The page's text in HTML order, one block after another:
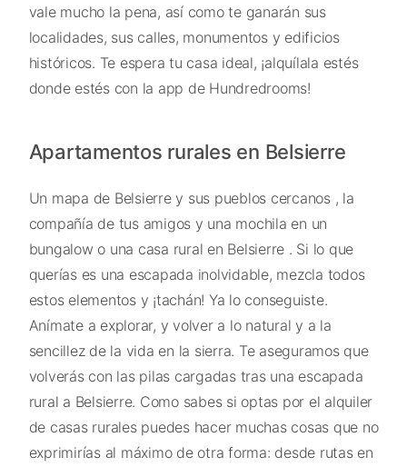
vale mucho la pena, así como te ganarán sus
localidades, sus calles, monumentos y edificios
históricos. Te espera tu casa ideal, ¡alquílala estés
donde estés con la app de Hundredrooms!
Apartamentos rurales en Belsierre
Un mapa de Belsierre y sus pueblos cercanos , la
compañía de tus amigos y una mochila en un
bungalow o una casa rural en Belsierre . Si lo que
querías es una escapada inolvidable, mezcla todos
estos elementos y ¡tachán! Ya lo conseguiste.
Anímate a explorar, y volver a lo natural y a la
sencillez de la vida en la sierra. Te aseguramos que
volverás con las pilas cargadas tras una escapada
rural a Belsierre. Como sabes si optas por el alquiler
de casas rurales puedes hacer muchas cosas que no
exprimirías al máximo de otra forma: desde rutas en